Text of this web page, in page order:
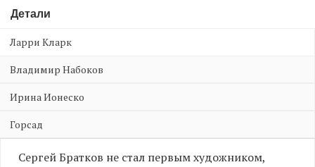
Детали
Ларри Кларк
Владимир Набоков
Ирина Ионеско
Горсад
Сергей Братков не стал первым художником,